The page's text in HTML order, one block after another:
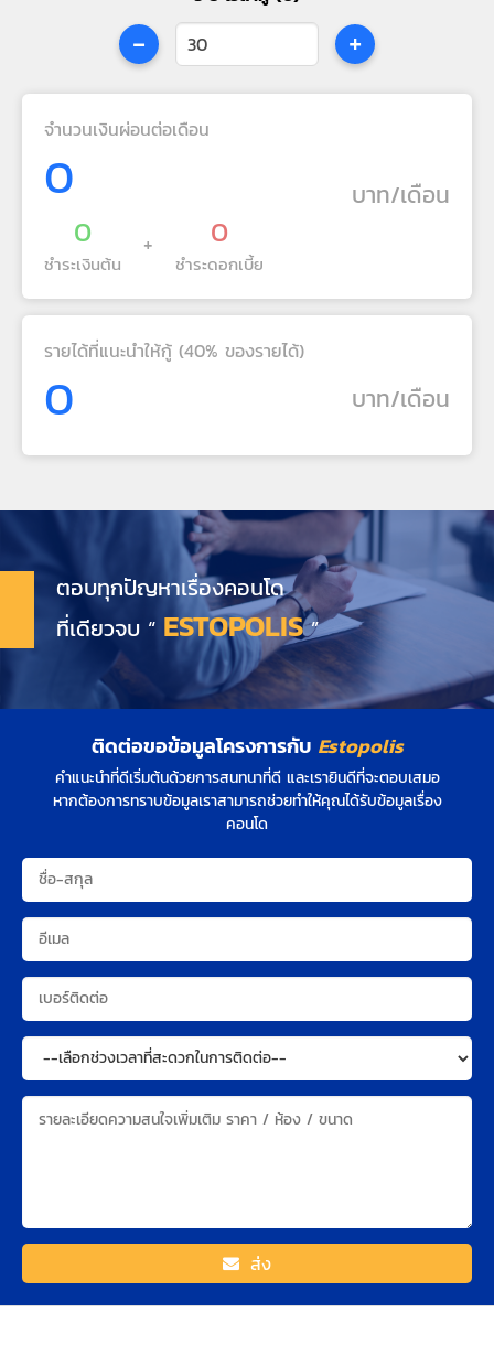
- +
จำนวนเงินผ่อนต่อเดือน
0 บาท/เดือน
0
ชำระเงินต้น
+ 0
ชำระดอกเบี้ย
รายได้ที่แนะนำให้กู้ (40% ของรายได้)
0 บาท/เดือน
ตอบทุกปัญหาเรื่องคอนโด
ที่เดียวจบ “ ESTOPOLIS”
ติดต่อขอข้อมูลโครงการกับ Estopolis
คำแนะนำที่ดีเริ่มต้นด้วยการสนทนาที่ดี และเรายินดีที่จะตอบเสมอ
หากต้องการทราบข้อมูลเราสามารถช่วยทำให้คุณได้รับข้อมูลเรื่อง
คอนโด
ส่ง